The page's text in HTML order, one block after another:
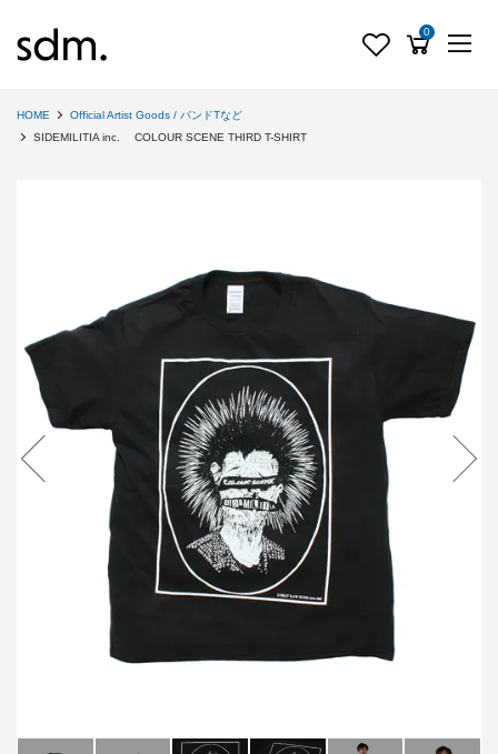
0
HOME
Official Artist Goods / バンドTなど
SIDEMILITIA inc. COLOUR SCENE THIRD T-SHIRT